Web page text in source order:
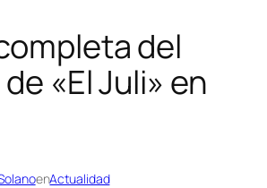
del
«El Juli» en
enActualidad